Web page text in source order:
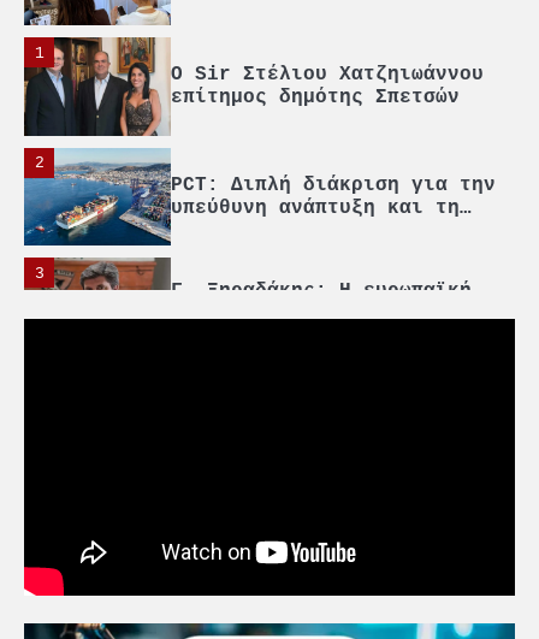
1
O Sir Στέλιου Χατζηιωάννου
επίτημος δημότης Σπετσών
2
PCT: Διπλή διάκριση για την
υπεύθυνη ανάπτυξη και τη
3
Γ. Ξηραδάκης: Η ευρωπαϊκή
στρατηγική αυτονομία περνά
strategic debate